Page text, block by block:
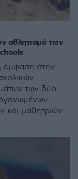
αθλητισμό των
έμφαση στην
των δύο
και μαθητριών